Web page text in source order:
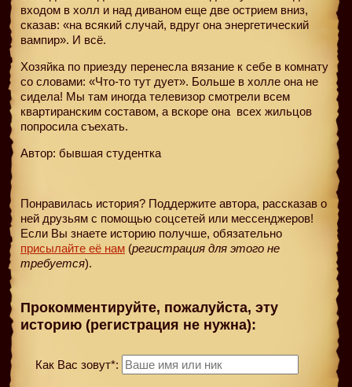
входом в холл и над диваном еще две острием вниз,
сказав: «на всякий случай, вдруг она энергетический
вампир». И всё.
Хозяйка по приезду перенесла вязание к себе в комнату
со словами: «Что-то тут дует». Больше в холле она не
сидела! Мы там иногда телевизор смотрели всем
квартиранским составом, а вскоре она всех жильцов
попросила съехать.
Автор: бывшая студентка
Понравилась история? Поддержите автора, рассказав о
ней друзьям с помощью соцсетей или мессенджеров!
Если Вы знаете историю получше, обязательно
присылайте её нам (регистрация для этого не
требуется).
Прокомментируйте, пожалуйста, эту
историю (регистрация не нужна):
Как Вас зовут*: